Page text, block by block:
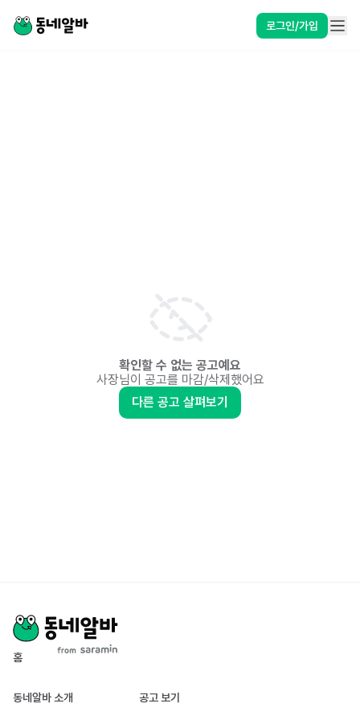
로그인/가입
확인할 수 없는 공고예요
사장님이 공고를 마감/삭제했어요
다른 공고 살펴보기
홈
동네알바 소개 공고 보기